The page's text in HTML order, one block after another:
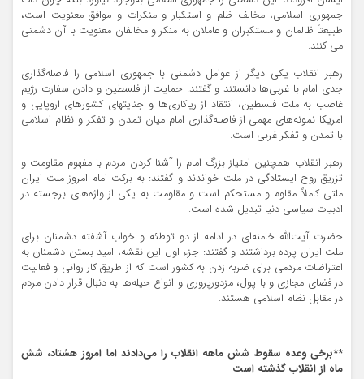
جمهوری اسلامی، مخالف ظلم و استکبار و منکرات و موافق معنویت است،
طبیعتاً ظالمان و مستکبران و عاملان به منکر و مخالفان معنویت با آن دشمنی
می کنند.
رهبر انقلاب یکی دیگر از عوامل دشمنی با جمهوری اسلامی را فاصله‌گذاری
جدی امام با غربی‌ها دانستند و گفتند: حمایت از فلسطین و دادن سفارت رژیم
غاصب به ملت فلسطین، انتقاد از ریاکاری‌ها و جنایتهای کشورهای اروپایی و
امریکا نمونه‌های مهمی از فاصله‌گذاری امام میان تمدن و تفکر و نظام اسلامی
با تمدن و تفکر غربی است.
رهبر انقلاب همچنین امتیاز بزرگ امام را آشنا کردن مردم با مفهوم مقاومت و
تزریق روح ایستادگی در ملت خواندند و گفتند: به برکت امام امروز ملت ایران
ملتی کاملاً مقاوم و مستحکم است و مقاومت به یکی از واژه‌های برجسته در
ادبیات سیاسی دنیا تبدیل شده است.
حضرت آیت‌الله خامنه‌ای در ادامه از دو توطئه و خواب آشفته دشمنان برای
ملت ایران پرده برداشتند و گفتند: جزء اول این نقشه، امید بستن دشمنان به
اعتراضات مردمی برای ضربه زدن به کشور است که از طریق کار روانی و فعالیت
در فضای مجازی و با پول، مزدورپروری و انواع حیله‌ها به دنبال قرار دادن مردم
در مقابل نظام اسلامی هستند.
**برخی وعده سقوط شش ماهه انقلاب را می‌دادند اما امروز هشتاد، شش
ماه از انقلاب گذشته است